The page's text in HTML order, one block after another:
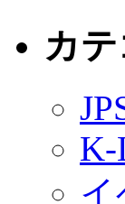
カ
K-
イ